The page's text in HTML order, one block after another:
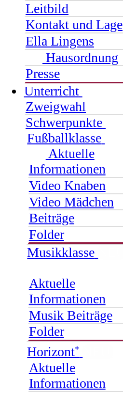
Leitbild
Kontakt und Lage
Ella Lingens
Hausordnung
Presse
Unterricht
Zweigwahl
Schwerpunkte
Fußballklasse
Aktuelle
Informationen
Video Knaben
Video Mädchen
Beiträge
Folder
Musikklasse
Aktuelle
Informationen
Musik Beiträge
Folder
Horizont⁺
Aktuelle
Informationen